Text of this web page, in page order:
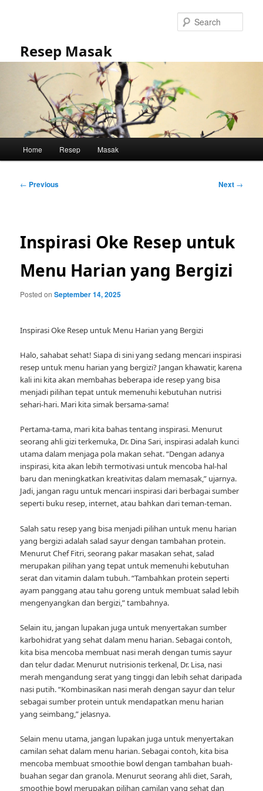
Resep Masak
Home Resep Masak
Post
← Previous Next →
Inspirasi Oke Resep untuk
Menu Harian yang Bergizi
Posted onSeptember 14, 2025
Inspirasi Oke Resep untuk Menu Harian yang Bergizi
Halo, sahabat sehat! Siapa di sini yang sedang mencari inspirasi
resep untuk menu harian yang bergizi? Jangan khawatir, karena
kali ini kita akan membahas beberapa ide resep yang bisa
menjadi pilihan tepat untuk memenuhi kebutuhan nutrisi
sehari-hari. Mari kita simak bersama-sama!
Pertama-tama, mari kita bahas tentang inspirasi. Menurut
seorang ahli gizi terkemuka, Dr. Dina Sari, inspirasi adalah kunci
utama dalam menjaga pola makan sehat. “Dengan adanya
inspirasi, kita akan lebih termotivasi untuk mencoba hal-hal
baru dan meningkatkan kreativitas dalam memasak,” ujarnya.
Jadi, jangan ragu untuk mencari inspirasi dari berbagai sumber
seperti buku resep, internet, atau bahkan dari teman-teman.
Salah satu resep yang bisa menjadi pilihan untuk menu harian
yang bergizi adalah salad sayur dengan tambahan protein.
Menurut Chef Fitri, seorang pakar masakan sehat, salad
merupakan pilihan yang tepat untuk memenuhi kebutuhan
serat dan vitamin dalam tubuh. “Tambahkan protein seperti
ayam panggang atau tahu goreng untuk membuat salad lebih
mengenyangkan dan bergizi,” tambahnya.
Selain itu, jangan lupakan juga untuk menyertakan sumber
karbohidrat yang sehat dalam menu harian. Sebagai contoh,
kita bisa mencoba membuat nasi merah dengan tumis sayur
dan telur dadar. Menurut nutrisionis terkenal, Dr. Lisa, nasi
merah mengandung serat yang tinggi dan lebih sehat daripada
nasi putih. “Kombinasikan nasi merah dengan sayur dan telur
sebagai sumber protein untuk mendapatkan menu harian
yang seimbang,” jelasnya.
Selain menu utama, jangan lupakan juga untuk menyertakan
camilan sehat dalam menu harian. Sebagai contoh, kita bisa
mencoba membuat smoothie bowl dengan tambahan buah-
buahan segar dan granola. Menurut seorang ahli diet, Sarah,
smoothie bowl merupakan pilihan camilan yang sehat dan